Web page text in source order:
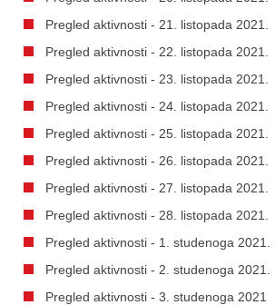
Pregled aktivnosti - 21. listopada 2021.
Pregled aktivnosti - 22. listopada 2021.
Pregled aktivnosti - 23. listopada 2021.
Pregled aktivnosti - 24. listopada 2021.
Pregled aktivnosti - 25. listopada 2021.
Pregled aktivnosti - 26. listopada 2021.
Pregled aktivnosti - 27. listopada 2021.
Pregled aktivnosti - 28. listopada 2021.
Pregled aktivnosti - 1. studenoga 2021.
Pregled aktivnosti - 2. studenoga 2021.
Pregled aktivnosti - 3. studenoga 2021